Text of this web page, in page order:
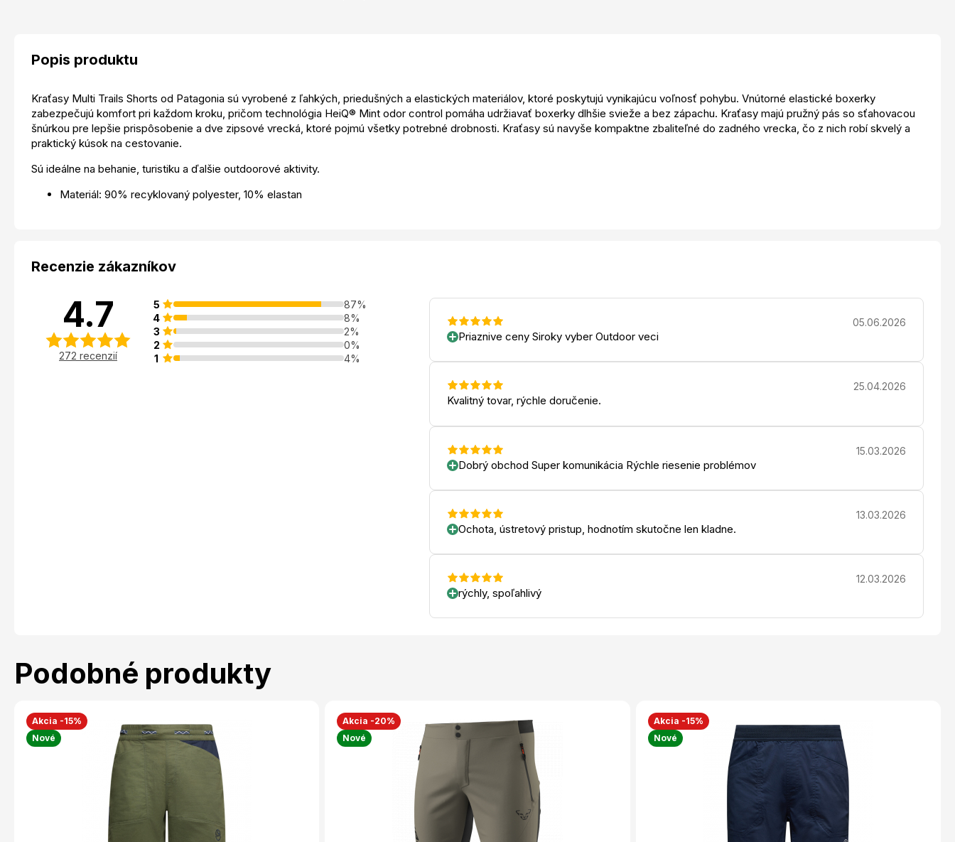
Popis produktu
Kraťasy Multi Trails Shorts od Patagonia sú vyrobené z ľahkých, priedušných a elastických materiálov, ktoré poskytujú vynikajúcu voľnosť pohybu. Vnútorné elastické boxerky
zabezpečujú komfort pri každom kroku, pričom technológia HeiQ® Mint odor control pomáha udržiavať boxerky dlhšie svieže a bez zápachu. Kraťasy majú pružný pás so sťahovacou
šnúrkou pre lepšie prispôsobenie a dve zipsové vrecká, ktoré pojmú všetky potrebné drobnosti. Kraťasy sú navyše kompaktne zbaliteľné do zadného vrecka, čo z nich robí skvelý a
praktický kúsok na cestovanie.
Sú ideálne na behanie, turistiku a ďalšie outdoorové aktivity.
Materiál: 90% recyklovaný polyester, 10% elastan
Recenzie zákazníkov
4.7
272 recenzií
5
87%
4
8%
3
2%
2
0%
1
4%
05.06.2026
Priaznive ceny Siroky vyber Outdoor veci
25.04.2026
Kvalitný tovar, rýchle doručenie.
15.03.2026
Dobrý obchod Super komunikácia Rýchle riesenie problémov
13.03.2026
Ochota, ústretový pristup, hodnotím skutočne len kladne.
12.03.2026
rýchly, spoľahlivý
Podobné produkty
Akcia -15%
Nové
Akcia -20%
Nové
Akcia -15%
Nové